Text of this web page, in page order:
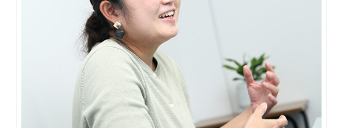
ドの